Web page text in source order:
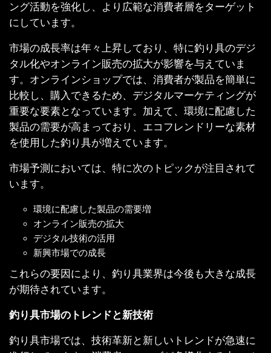
ング活動を強化し、より広範な消費者層をターゲット
にしています。
市場の成長率は年々上昇しており、特に釣り具のデジ
タル化やオンライン販売の拡大が影響を与えていま
す。オンラインショップでは、消費者が製品を簡単に
比較し、購入できるため、デジタルマーケティングが
重要な要素となっています。加えて、環境に配慮した
製品の需要が高まっており、エコフレンドリーな素材
を使用した釣り具が増えています。
市場予測においては、特に次のトピックが注目されて
います。
環境に配慮した製品の需要増
オンライン販売の拡大
デジタル技術の活用
新興市場での成長
これらの要因により、釣り具業界は今後も大きな成長
が期待されています。
釣り具市場のトレンドと新技術
釣り具市場では、技術革新と新しいトレンドが急速に